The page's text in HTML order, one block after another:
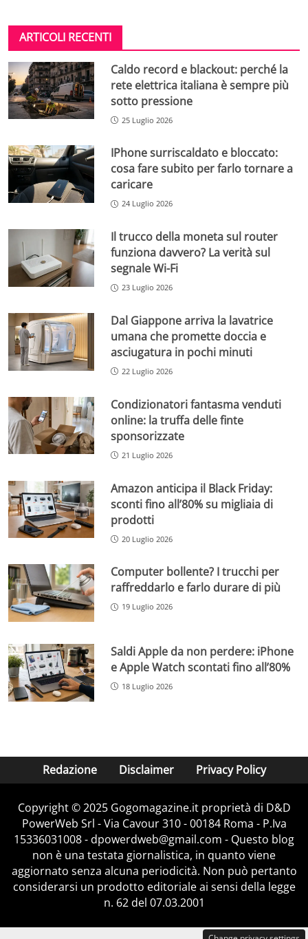
ARTICOLI RECENTI
Caldo record e blackout: perché la
rete elettrica italiana è sempre più
sotto pressione
25 Luglio 2026
IPhone surriscaldato e bloccato:
cosa fare subito per farlo tornare a
caricare
24 Luglio 2026
Il trucco della moneta sul router
funziona davvero? La verità sul
segnale Wi-Fi
23 Luglio 2026
Dal Giappone arriva la lavatrice
umana che promette doccia e
asciugatura in pochi minuti
22 Luglio 2026
Condizionatori fantasma venduti
online: la truffa delle finte
sponsorizzate
21 Luglio 2026
Amazon anticipa il Black Friday:
sconti fino all’80% su migliaia di
prodotti
20 Luglio 2026
Computer bollente? I trucchi per
raffreddarlo e farlo durare di più
19 Luglio 2026
Saldi Apple da non perdere: iPhone
e Apple Watch scontati fino all’80%
18 Luglio 2026
Redazione Disclaimer Privacy Policy
Copyright © 2025 Gogomagazine.it proprietà di D&D
PowerWeb Srl - Via Cavour 310 - 00184 Roma - P.Iva
15336031008 - dpowerdweb@gmail.com - Questo blog
non è una testata giornalistica, in quanto viene
aggiornato senza alcuna periodicità. Non può pertanto
considerarsi un prodotto editoriale ai sensi della legge
n. 62 del 07.03.2001